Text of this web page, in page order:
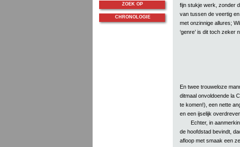
fijn stukje werk, zonder
van tussen de veertig
met onzinnige allures;
‘genre’ is dit toch zeker
En twee trouweloze
ditmaal onvoldoende la
te komen!), een nette
en een ijselijk
Echter, in
de hoofdstad bevindt,
afloop met smaak een
ZOEK OP
CHRONOLOGIE